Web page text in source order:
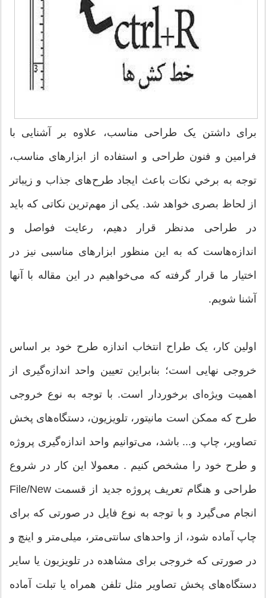
برای داشتن یک طراحی مناسب، علاوه بر آشنایی با
فرامین و فنون طراحی و استفاده از ابزار‌های مناسب،
توجه به برخي نکات باعث ایجاد طرح‌های جذاب‌ و زیباتر
از لحاظ بصری خواهد شد. یکی از مهم‌ترین نکاتی که باید
در طراحی مدنظر قرار دهیم، رعایت فواصل و
اندازه‌هاست که به این منظور ابزار‌های مناسبی نیز در
اختیار ما قرار گرفته که می‌خواهیم در این مقاله با آنها
آشنا شویم.
اولین کار، یک طراح انتخاب اندازه طرح خود بر اساس
خروجی نهایی است؛ بنابراين تعیین واحد اندازه‌گیری از
اهمیت ویژه‌ای برخوردار است. با توجه به نوع خروجی
طرح که ممکن است مانیتور، تلویزیون، دستگاه‌های پخش
تصاویر، چاپ و... باشد، می‌توانیم واحد اندازه‌گیری پروژه
و طرح خود را مشخص كنیم . معمولا این کار در شروع
طراحی و هنگام تعریف پروژه جدید از قسمت File/New
انجام می‌گیرد و با توجه به نوع فایل در صورتی که برای
چاپ آماده شود، از واحد‌های سانتی‌متر، میلی‌متر و اینچ و
در صورتی که خروجی برای مشاهده در تلویزیون یا سایر
دستگاه‌های پخش تصاویر مثل تلفن همراه یا تبلت آماده